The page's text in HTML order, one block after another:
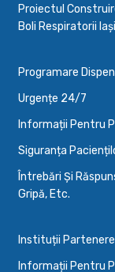
Proiectul
Boli Respiratorii Iași
Programare
Urgențe 24/7
Informații Pentru
Siguranța
Întrebări Și
Gripă, Etc.
Instituții Partenere
Informații Pentru